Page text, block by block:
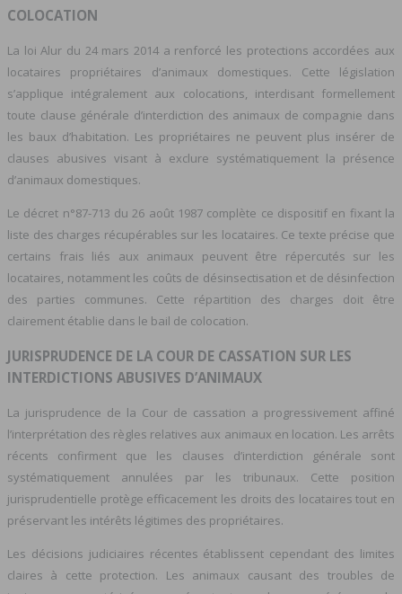
COLOCATION
La loi Alur du 24 mars 2014 a renforcé les protections accordées aux
locataires propriétaires d’animaux domestiques. Cette législation
s’applique intégralement aux colocations, interdisant formellement
toute clause générale d’interdiction des animaux de compagnie dans
les baux d’habitation. Les propriétaires ne peuvent plus insérer de
clauses abusives visant à exclure systématiquement la présence
d’animaux domestiques.
Le décret n°87-713 du 26 août 1987 complète ce dispositif en fixant la
liste des charges récupérables sur les locataires. Ce texte précise que
certains frais liés aux animaux peuvent être répercutés sur les
locataires, notamment les coûts de désinsectisation et de désinfection
des parties communes. Cette répartition des charges doit être
clairement établie dans le bail de colocation.
JURISPRUDENCE DE LA COUR DE CASSATION SUR LES
INTERDICTIONS ABUSIVES D’ANIMAUX
La jurisprudence de la Cour de cassation a progressivement affiné
l’interprétation des règles relatives aux animaux en location. Les arrêts
récents confirment que les clauses d’interdiction générale sont
systématiquement annulées par les tribunaux. Cette position
jurisprudentielle protège efficacement les droits des locataires tout en
préservant les intérêts légitimes des propriétaires.
Les décisions judiciaires récentes établissent cependant des limites
claires à cette protection. Les animaux causant des troubles de